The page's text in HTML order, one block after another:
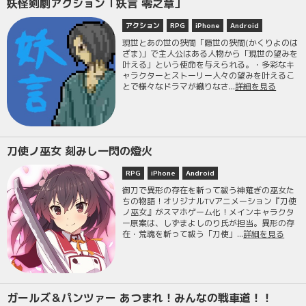
妖怪剣劇アクション「妖言 零之章」
アクション RPG iPhone Android
現世とあの世の狭間「隠世の狭間(かくりよのは
ざま)」で主人公はある人物から「現世の望みを
叶える」という使命を与えられる。・多彩なキ
ャラクターとストーリー人々の望みを叶えるこ
とで様々なドラマが織りなさ...詳細を見る
刀使ノ巫女 刻みし一閃の燈火
RPG iPhone Android
御刀で異形の存在を斬って祓う神薙ぎの巫女た
ちの物語！オリジナルTVアニメーション『刀使
ノ巫女』がスマホゲーム化！メインキャラクタ
ー原案は、しずまよしのり氏が担当。異形の存
在・荒魂を斬って祓う「刀使」...詳細を見る
ガールズ＆パンツァー あつまれ！みんなの戦車道！！